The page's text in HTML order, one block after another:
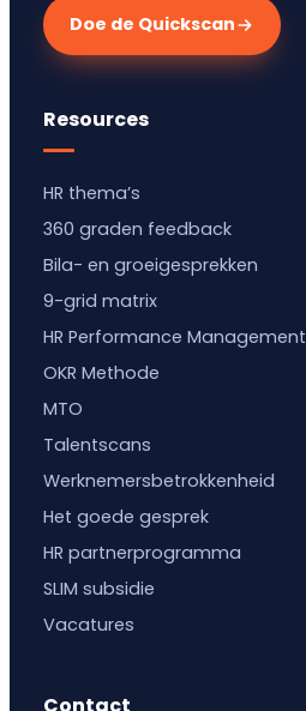
Doe de Quickscan
Resources
HR thema’s
360 graden feedback
Bila- en groeigesprekken
9-grid matrix
HR Performance Management
OKR Methode
MTO
Talentscans
Werknemersbetrokkenheid
Het goede gesprek
HR partnerprogramma
SLIM subsidie
Vacatures